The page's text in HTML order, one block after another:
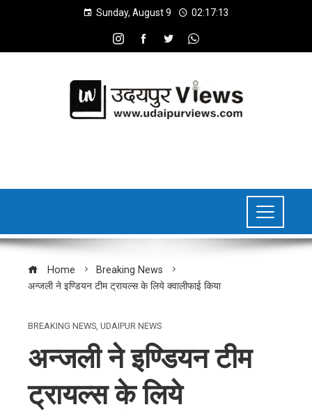
Sunday, August 9 02:17:14
Home
Breaking News
अन्जली ने इण्डियन टीम ट्रायल्स के लिये क्वालीफाई किया
BREAKING NEWS, UDAIPUR NEWS
अन्जली ने इण्डियन टीम
ट्रायल्स के लिये